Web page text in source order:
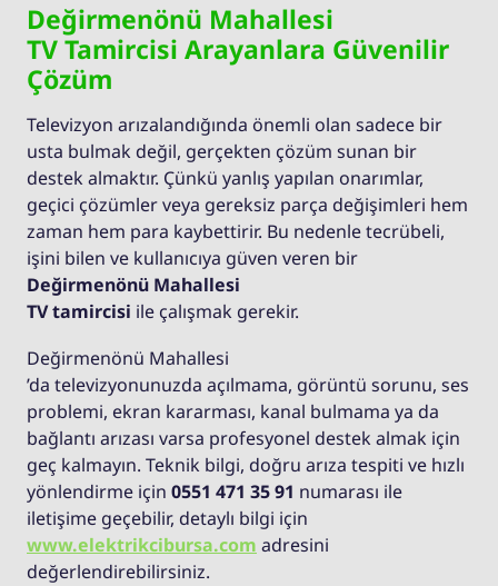
Değirmenönü Mahallesi
TV Tamircisi Arayanlara Güvenilir
Çözüm
Televizyon arızalandığında önemli olan sadece bir
usta bulmak değil, gerçekten çözüm sunan bir
destek almaktır. Çünkü yanlış yapılan onarımlar,
geçici çözümler veya gereksiz parça değişimleri hem
zaman hem para kaybettirir. Bu nedenle tecrübeli,
işini bilen ve kullanıcıya güven veren bir
Değirmenönü Mahallesi
TV tamircisi ile çalışmak gerekir.
Değirmenönü Mahallesi
’da televizyonunuzda açılmama, görüntü sorunu, ses
problemi, ekran kararması, kanal bulmama ya da
bağlantı arızası varsa profesyonel destek almak için
geç kalmayın. Teknik bilgi, doğru arıza tespiti ve hızlı
yönlendirme için 0551 471 35 91 numarası ile
iletişime geçebilir, detaylı bilgi için
www.elektrikcibursa.com adresini
değerlendirebilirsiniz.